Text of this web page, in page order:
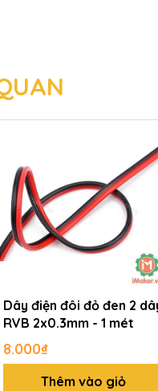
Dây điện đôi đỏ đen 2
RVB 2x0.3mm - 1 mét
8.000₫
Thêm vào giỏ